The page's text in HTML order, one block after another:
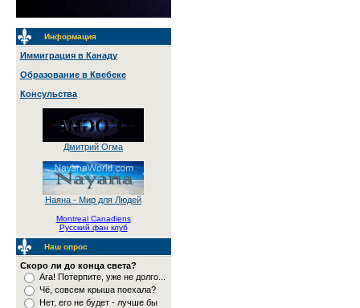
Информация
Иммиграция в Канаду
Образование в Квебеке
Консульства
Дмитрий Огма
Наяна - Мир для Людей
Montreal Canadiens
Русский фан клуб
Наш опрос
Скоро ли до конца света?
Ага! Потерпите, уже не долго...
Чё, совсем крыша поехала?
Нет, его не будет - лучше бы